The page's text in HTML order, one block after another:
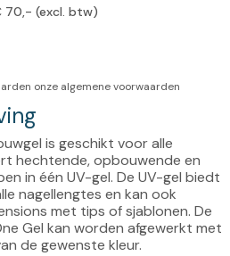
70,- (excl. btw)
onze algemene voorwaarden
is geschikt voor alle
hechtende, opbouwende en
in één UV-gel. De UV-gel biedt
nagellengtes en kan ook
met tips of sjablonen. De
Gel kan worden afgewerkt met
de gewenste kleur.